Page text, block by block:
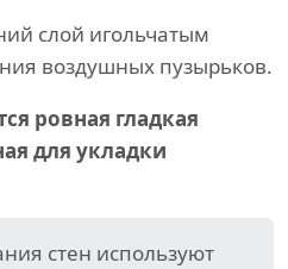
слой игольчатым
воздушных пузырьков.
ровная гладкая
для укладки
стен используют